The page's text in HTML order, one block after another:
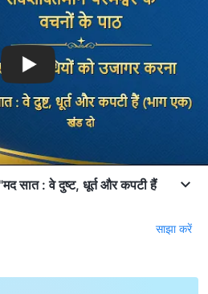
सात : वे दुष्ट, धूर्त और कपटी हैं
साझा करें